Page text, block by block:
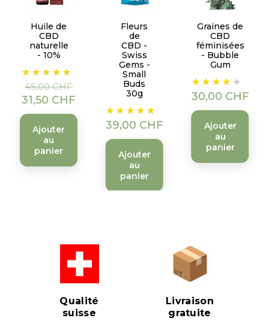
Huile de
CBD
naturelle
- 10%
Prix
de
base
45,00 CHF
Prix
31,50 CHF
Ajouter
au
panier
Fleurs
de
CBD -
Swiss
Gems -
Small
Buds
30g
Prix
39,00 CHF
Ajouter
au
panier
Graines de
CBD
féminisées
- Bubble
Gum
Prix
30,00 CHF
Ajouter
au
panier
Qualité
suisse
Livraison
gratuite